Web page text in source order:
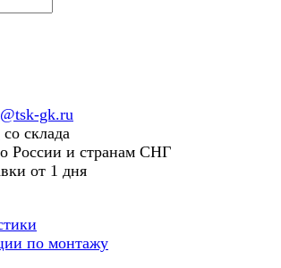
gk.ru
со склада
России и странам СНГ
от 1 дня
по монтажу